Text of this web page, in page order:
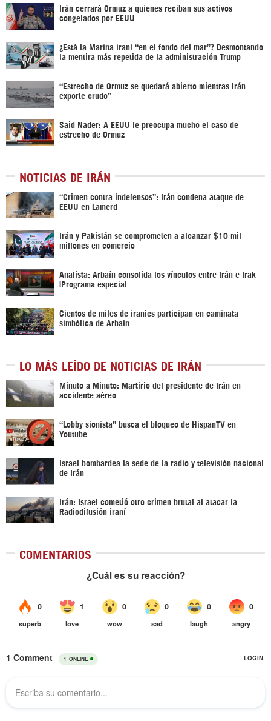
Irán cerrará Ormuz a quienes reciban sus activos
congelados por EEUU
¿Está la Marina iraní “en el fondo del mar”? Desmontando
la mentira más repetida de la administración Trump
“Estrecho de Ormuz se quedará abierto mientras Irán
exporte crudo”
Said Nader: A EEUU le preocupa mucho el caso de
estrecho de Ormuz
NOTICIAS DE IRÁN
“Crimen contra indefensos”: Irán condena ataque de
EEUU en Lamerd
Irán y Pakistán se comprometen a alcanzar $10 mil
millones en comercio
Analista: Arbaín consolida los vínculos entre Irán e Irak
|Programa especial
Cientos de miles de iraníes participan en caminata
simbólica de Arbaín
LO MÁS LEÍDO DE NOTICIAS DE IRÁN
Minuto a Minuto: Martirio del presidente de Irán en
accidente aéreo
“Lobby sionista” busca el bloqueo de HispanTV en
Youtube
Israel bombardea la sede de la radio y televisión nacional
de Irán
Irán: Israel cometió otro crimen brutal al atacar la
Radiodifusión iraní
COMENTARIOS